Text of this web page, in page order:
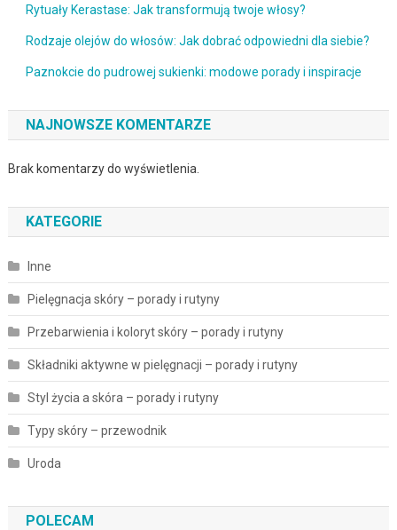
Rytuały Kerastase: Jak transformują twoje włosy?
Rodzaje olejów do włosów: Jak dobrać odpowiedni dla siebie?
Paznokcie do pudrowej sukienki: modowe porady i inspiracje
NAJNOWSZE KOMENTARZE
Brak komentarzy do wyświetlenia.
KATEGORIE
Inne
Pielęgnacja skóry – porady i rutyny
Przebarwienia i koloryt skóry – porady i rutyny
Składniki aktywne w pielęgnacji – porady i rutyny
Styl życia a skóra – porady i rutyny
Typy skóry – przewodnik
Uroda
POLECAM